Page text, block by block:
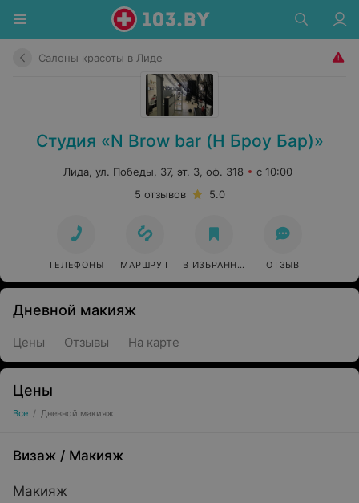
Салоны красоты в Лиде
Студия «N Brow bar (Н Броу Бар)»
Лида, ул. Победы, 37, эт. 3, оф. 318
с 10:00
5 отзывов
5.0
ТЕЛЕФОНЫ МАРШРУТ В ИЗБРАННОЕ ОТЗЫВ
Дневной макияж
Цены Отзывы На карте
Цены
Все / Дневной макияж
Визаж / Макияж
Макияж